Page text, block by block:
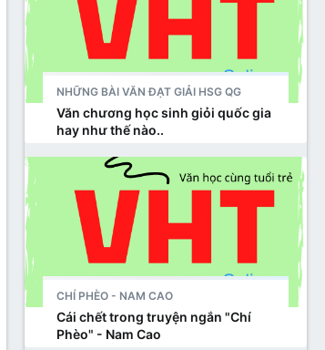
NHỮNG BÀI VĂN ĐẠT GIẢI HSG QG
Văn chương học sinh giỏi quốc gia
hay như thế nào..
CHÍ PHÈO - NAM CAO
Cái chết trong truyện ngắn "Chí
Phèo" - Nam Cao